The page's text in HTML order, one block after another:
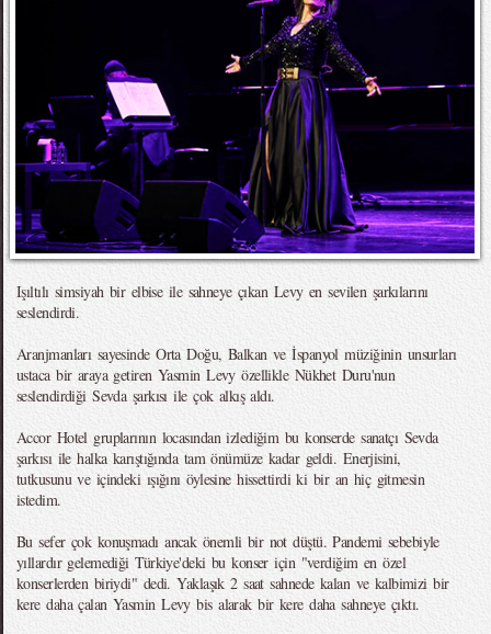
Işıltılı simsiyah bir elbise ile sahneye çıkan Levy en sevilen şarkılarını
seslendirdi.
Aranjmanları sayesinde Orta Doğu, Balkan ve İspanyol müziğinin unsurları
ustaca bir araya getiren Yasmin Levy özellikle Nükhet Duru'nun
seslendirdiği Sevda şarkısı ile çok alkış aldı.
Accor Hotel gruplarının locasından izlediğim bu konserde sanatçı Sevda
şarkısı ile halka karıştığında tam önümüze kadar geldi. Enerjisini,
tutkusunu ve içindeki ışığını öylesine hissettirdi ki bir an hiç gitmesin
istedim.
Bu sefer çok konuşmadı ancak önemli bir not düştü. Pandemi sebebiyle
yıllardır gelemediği Türkiye'deki bu konser için "verdiğim en özel
konserlerden biriydi" dedi. Yaklaşık 2 saat sahnede kalan ve kalbimizi bir
kere daha çalan Yasmin Levy bis alarak bir kere daha sahneye çıktı.